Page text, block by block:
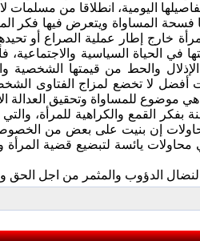
فسحة المساواة ويتعرض فيها فكر
خارج إطار عملية الصراع أو
في الحياة السياسية والاجتماعية،
الإذلال والحط من قيمتها
أفضل لا تخضع لمزاج الفتاوى
القمع والكراهية للمرأة،
إن بنيت على بعض من
يائسة لتبضيع قضية المرأة